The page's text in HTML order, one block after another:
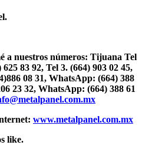
a nuestros números: Tijuana Tel
83 92, Tel 3. (664) 903 02 45,
08 31, WhatsApp: (664) 388
23 32, WhatsApp: (664) 388 61
www.metalpanel.com.mx
like.